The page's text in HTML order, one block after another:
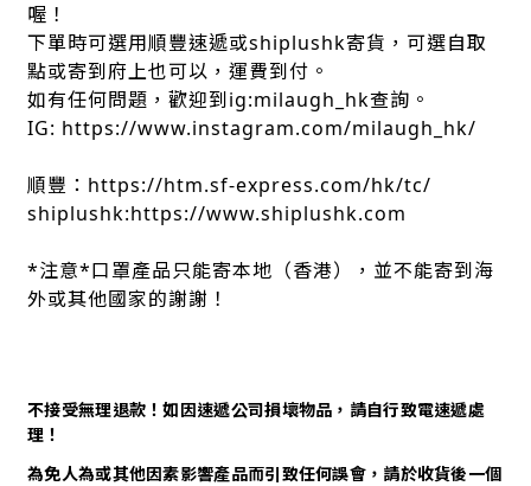
喔！
下單時可選用順豐速遞或shiplushk寄貨，可選自取
點或寄到府上也可以，運費到付。
如有任何問題，歡迎到ig:milaugh_hk查詢。
IG: https://www.instagram.com/milaugh_hk/
順豐：https://htm.sf-express.com/hk/tc/
shiplushk:https://www.shiplushk.com
*注意*口罩產品只能寄本地（香港），並不能寄到海
外或其他國家的謝謝！
不接受無理退款！如因速遞公司損壞物品，請自行致電速遞處
理！
為免人為或其他因素影響產品而引致任何誤會，請於收貨後一個